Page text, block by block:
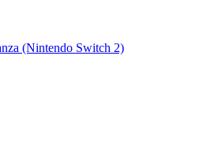
(Nintendo Switch 2)